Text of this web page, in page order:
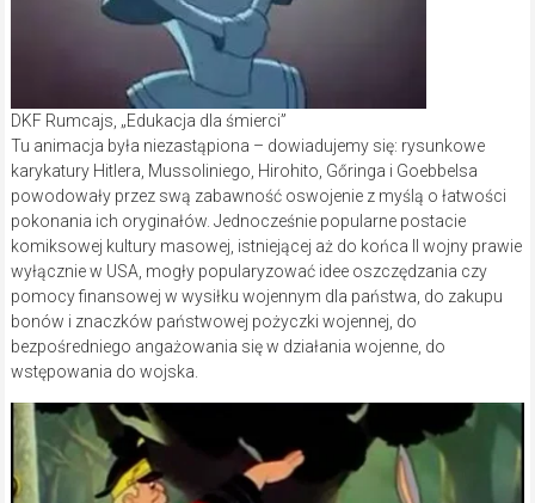
DKF Rumcajs, „Edukacja dla śmierci”
Tu animacja była niezastąpiona – dowiadujemy się: rysunkowe
karykatury Hitlera, Mussoliniego, Hirohito, Gőringa i Goebbelsa
powodowały przez swą zabawność oswojenie z myślą o łatwości
pokonania ich oryginałów. Jednocześnie popularne postacie
komiksowej kultury masowej, istniejącej aż do końca II wojny prawie
wyłącznie w USA, mogły popularyzować idee oszczędzania czy
pomocy finansowej w wysiłku wojennym dla państwa, do zakupu
bonów i znaczków państwowej pożyczki wojennej, do
bezpośredniego angażowania się w działania wojenne, do
wstępowania do wojska.